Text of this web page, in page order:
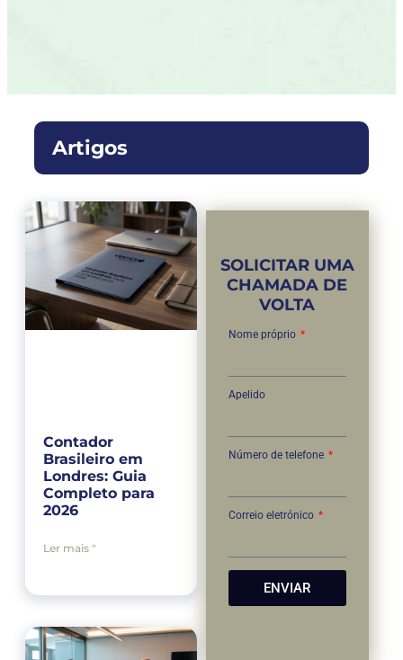
Artigos
Contador
Brasileiro em
Londres: Guia
Completo para
2026
Ler mais "
SOLICITAR UMA
CHAMADA DE
VOLTA
Nome próprio
Apelido
Número de telefone
Correio eletrónico
ENVIAR